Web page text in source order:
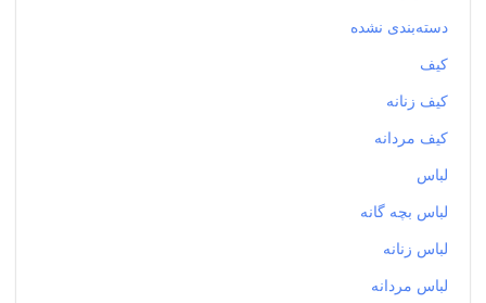
دسته‌بندی نشده
کیف
کیف زنانه
کیف مردانه
لباس
لباس بچه گانه
لباس زنانه
لباس مردانه